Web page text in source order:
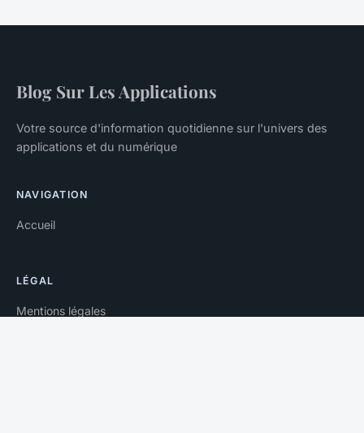
Blog Sur Les Applications
Votre source d'information quotidienne sur l'univers des
applications et du numérique
NAVIGATION
Accueil
LÉGAL
Mentions légales